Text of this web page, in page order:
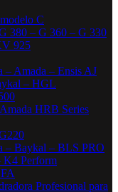
C​
380 – G 360 – G 330
925
– Amada – Ensis AJ
– HGL
HRB Series
– Baykal – BLS PRO
K4 Perform
Profesional para